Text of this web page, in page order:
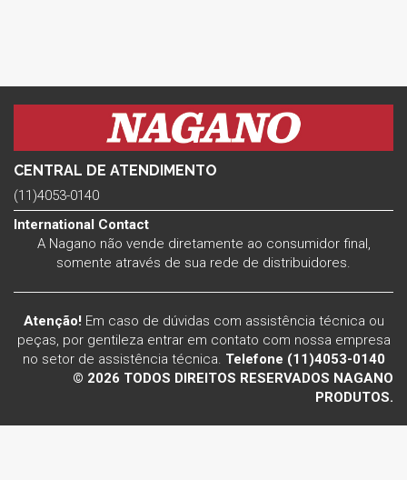
CENTRAL DE ATENDIMENTO
(11)4053-0140
International Contact
A Nagano não vende diretamente ao consumidor final,
somente através de sua rede de distribuidores.
Atenção! Em caso de dúvidas com assistência técnica ou
peças, por gentileza entrar em contato com nossa empresa
no setor de assistência técnica. Telefone (11)4053-0140
© 2026 TODOS DIREITOS RESERVADOS NAGANO
PRODUTOS.